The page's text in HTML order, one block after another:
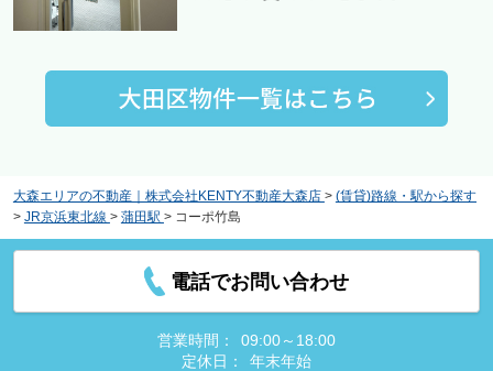
大森エリアの不動産｜株式会社KENTY不動産大森店 > (賃貸)路線・駅から探す
> JR京浜東北線 > 蒲田駅 > コーポ竹島
電話でお問い合わせ
営業時間：
09:00～18:00
定休日：
年末年始